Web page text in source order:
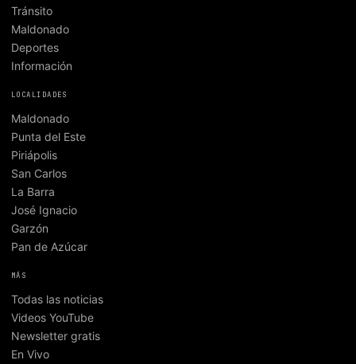
Tránsito
Maldonado
Deportes
Información
LOCALIDADES
Maldonado
Punta del Este
Piriápolis
San Carlos
La Barra
José Ignacio
Garzón
Pan de Azúcar
MÁS
Todas las noticias
Videos YouTube
Newsletter gratis
En Vivo